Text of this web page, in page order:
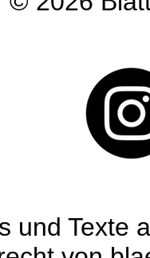
und Texte